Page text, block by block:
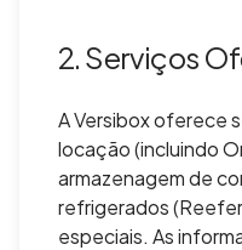
2. Serviços
A Versibox oferece
locação (incluindo
armazenagem de
refrigerados
especiais. As